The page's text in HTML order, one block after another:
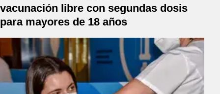
vacunación libre con segundas dosis
para mayores de 18 años